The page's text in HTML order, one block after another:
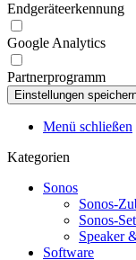
Endgeräteerkennung
Google Analytics
Partnerprogramm
Menü schließen
Kategorien
Sonos
Sonos-
Sonos-
Speaker
Software